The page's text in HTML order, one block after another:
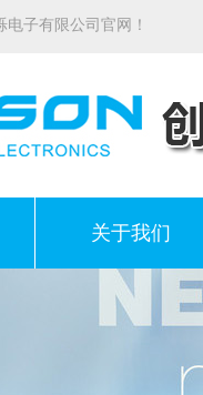
子有限公司官网！
关于我们